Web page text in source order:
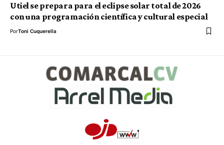
Utiel se prepara para el eclipse solar total de 2026
con una programación científica y cultural especial
PorToni Cuquerella